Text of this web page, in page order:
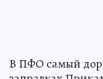
В ПФО самый